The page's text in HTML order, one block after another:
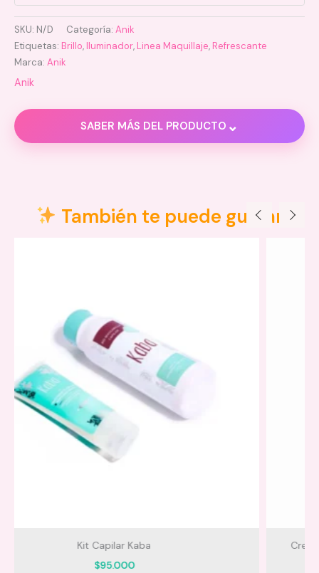
SKU: N/D Categoría: Anik
Etiquetas: Brillo, Iluminador, Linea Maquillaje, Refrescante
Marca: Anik
Anik
SABER MÁS DEL PRODUCTO ⌄
Valoraciones (0)
Componentes:
También te puede gustar
Crema Para Peinar Niños con Fijacion Leche Pal Pelo